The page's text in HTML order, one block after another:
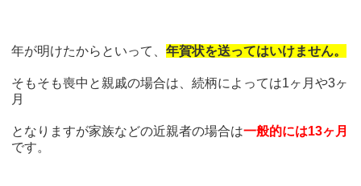
年が明けたからといって、年賀状を送ってはいけません。
そもそも喪中と親戚の場合は、続柄によっては1ヶ月や3ヶ
月
となりますが家族などの近親者の場合は一般的には13ヶ月
です。